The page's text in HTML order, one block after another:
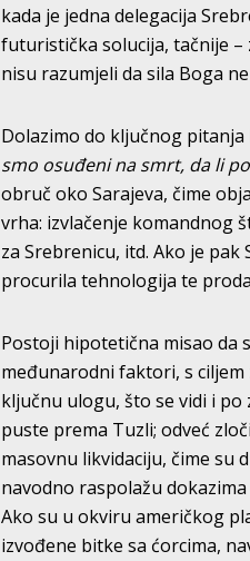
kada je jedna delegacija
futuristička solucija, tačnije –
nisu razumjeli da sila Boga
Dolazimo do ključnog
smo osuđeni na smrt, da li
obruč oko Sarajeva, čime
vrha: izvlačenje komandnog
za Srebrenicu, itd. Ako je
procurila tehnologija te
Postoji hipotetična misao da
međunarodni faktori, s
ključnu ulogu, što se vidi i po
puste prema Tuzli; odveć
masovnu likvidaciju, čime su
navodno raspolažu
Ako su u okviru američkog
izvođene bitke sa ćorcima,